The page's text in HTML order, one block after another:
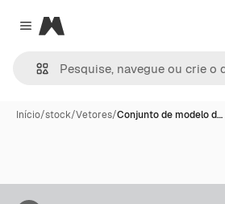
Close menu
Magnific
Início/stock/Vetores/Conjunto de modelo d…